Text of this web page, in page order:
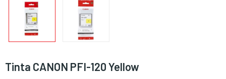
Tinta CANON PFI-120 Yellow